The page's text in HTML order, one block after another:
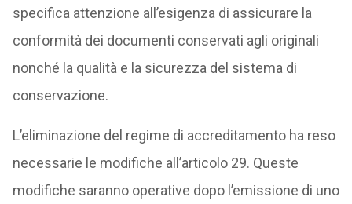
specifica attenzione all’esigenza di assicurare la
conformità dei documenti conservati agli originali
nonché la qualità e la sicurezza del sistema di
conservazione.
L’eliminazione del regime di accreditamento ha reso
necessarie le modifiche all’articolo 29. Queste
modifiche saranno operative dopo l’emissione di uno